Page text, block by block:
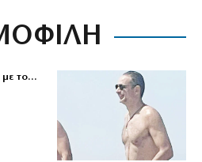
με το…